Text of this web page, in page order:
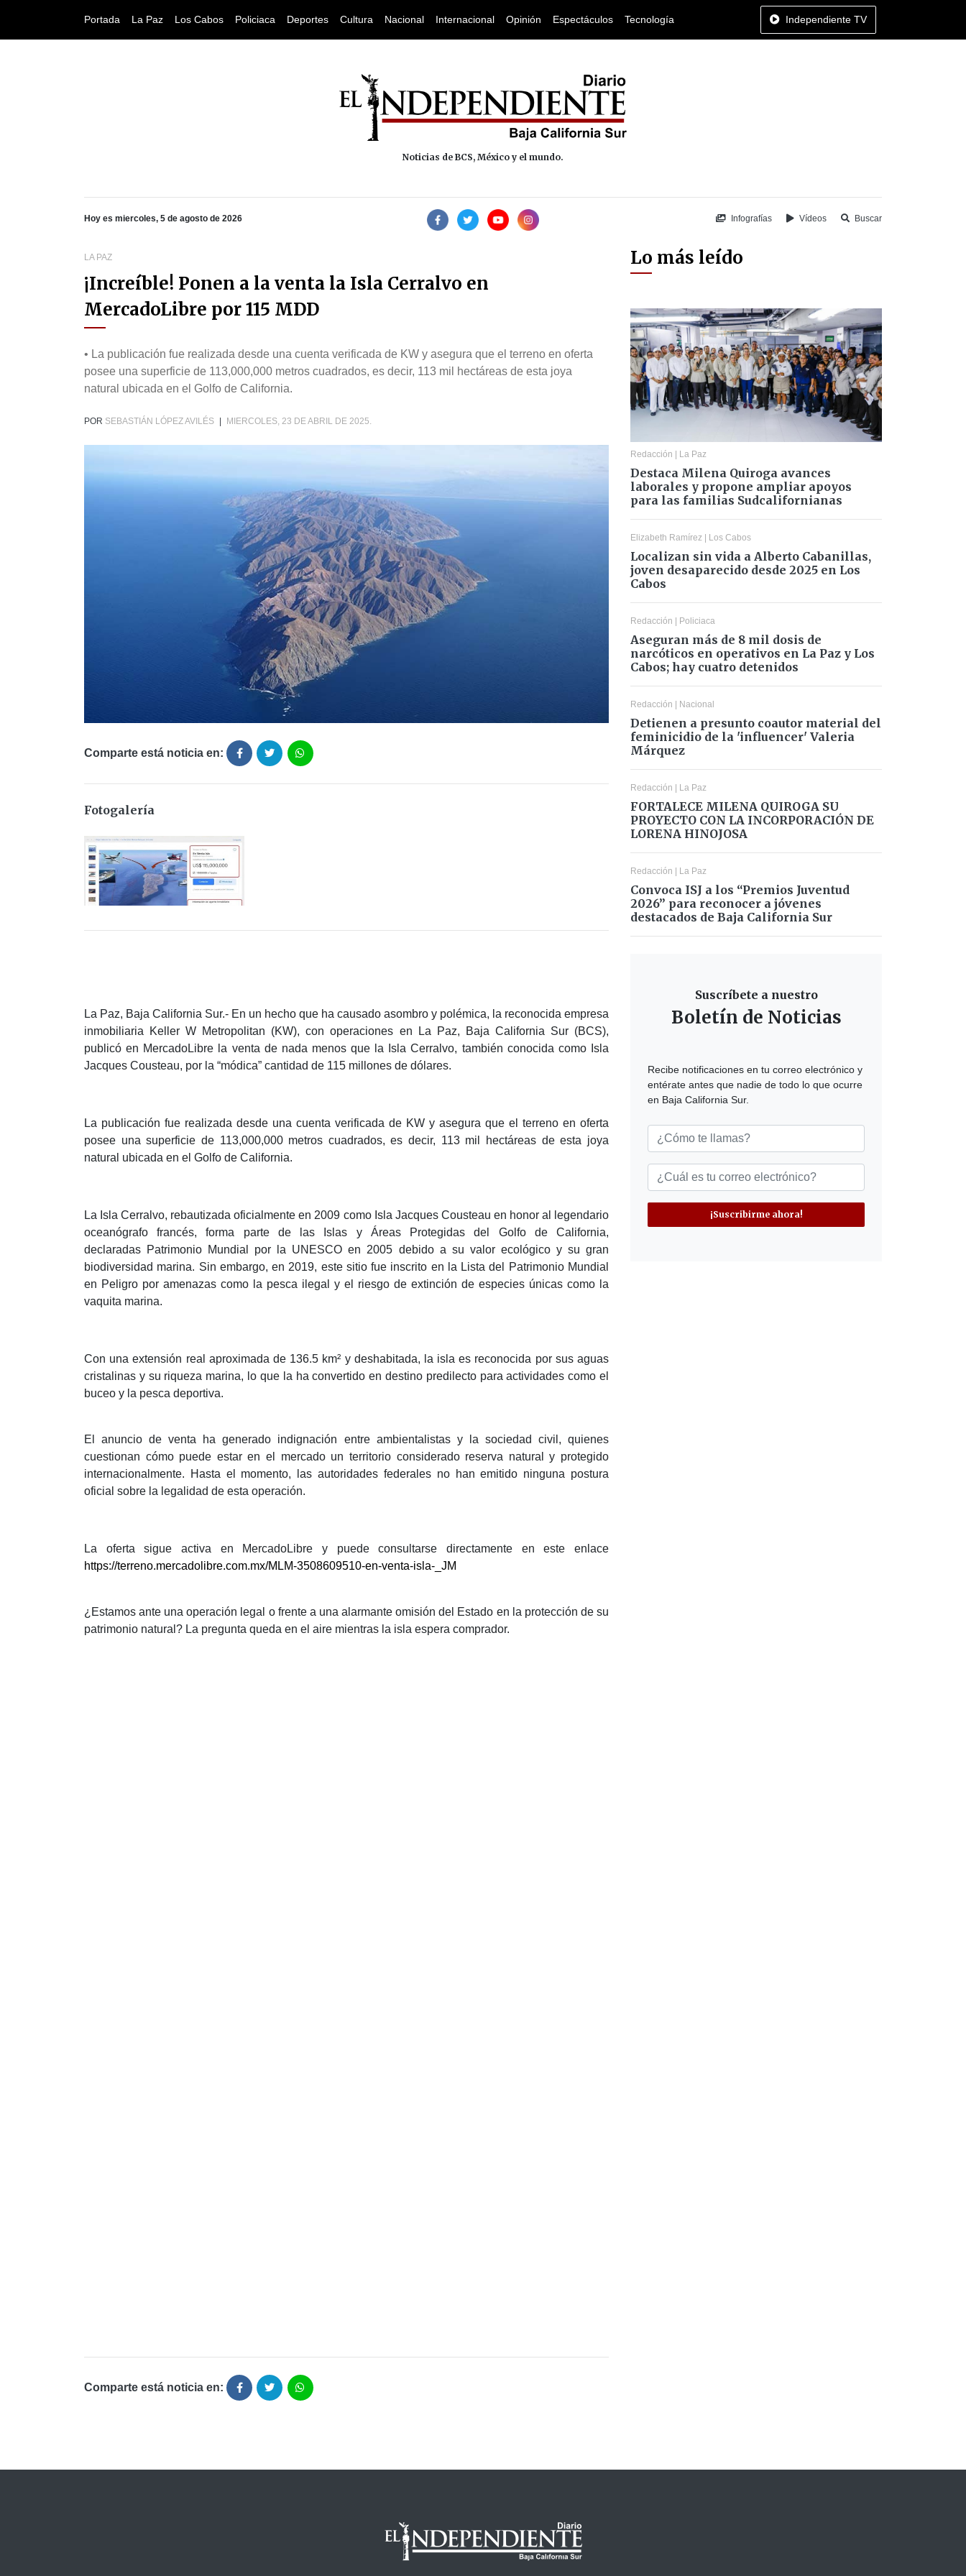
Portada La Paz Los Cabos Policiaca Deportes Cultura Nacional Internacional Opinión Espectáculos Tecnología Independiente TV
Noticias de BCS, México y el mundo.
Hoy es miercoles, 5 de agosto de 2026 Infografías Vídeos Buscar
LA PAZ
¡Increíble! Ponen a la venta la Isla Cerralvo en
MercadoLibre por 115 MDD
• La publicación fue realizada desde una cuenta verificada de KW y asegura que el terreno en oferta
posee una superficie de 113,000,000 metros cuadrados, es decir, 113 mil hectáreas de esta joya
natural ubicada en el Golfo de California.
POR SEBASTIÁN LÓPEZ AVILÉS MIERCOLES, 23 DE ABRIL DE 2025.
Comparte está noticia en:
Fotogalería
La Paz, Baja California Sur.- En un hecho que ha causado asombro y polémica, la reconocida empresa
inmobiliaria Keller W Metropolitan (KW), con operaciones en La Paz, Baja California Sur (BCS),
publicó en MercadoLibre la venta de nada menos que la Isla Cerralvo, también conocida como Isla
Jacques Cousteau, por la “módica” cantidad de 115 millones de dólares.
La publicación fue realizada desde una cuenta verificada de KW y asegura que el terreno en oferta
posee una superficie de 113,000,000 metros cuadrados, es decir, 113 mil hectáreas de esta joya
natural ubicada en el Golfo de California.
La Isla Cerralvo, rebautizada oficialmente en 2009 como Isla Jacques Cousteau en honor al legendario
oceanógrafo francés, forma parte de las Islas y Áreas Protegidas del Golfo de California,
declaradas Patrimonio Mundial por la UNESCO en 2005 debido a su valor ecológico y su gran
biodiversidad marina. Sin embargo, en 2019, este sitio fue inscrito en la Lista del Patrimonio Mundial
en Peligro por amenazas como la pesca ilegal y el riesgo de extinción de especies únicas como la
vaquita marina.
Con una extensión real aproximada de 136.5 km² y deshabitada, la isla es reconocida por sus aguas
cristalinas y su riqueza marina, lo que la ha convertido en destino predilecto para actividades como el
buceo y la pesca deportiva.
El anuncio de venta ha generado indignación entre ambientalistas y la sociedad civil, quienes
cuestionan cómo puede estar en el mercado un territorio considerado reserva natural y protegido
internacionalmente. Hasta el momento, las autoridades federales no han emitido ninguna postura
oficial sobre la legalidad de esta operación.
La oferta sigue activa en MercadoLibre y puede consultarse directamente en este enlace
https://terreno.mercadolibre.com.mx/MLM-3508609510-en-venta-isla-_JM
¿Estamos ante una operación legal o frente a una alarmante omisión del Estado en la protección de su
patrimonio natural? La pregunta queda en el aire mientras la isla espera comprador.
Comparte está noticia en:
Lo más leído
Redacción | La Paz
Destaca Milena Quiroga avances
laborales y propone ampliar apoyos
para las familias Sudcalifornianas
Elizabeth Ramírez | Los Cabos
Localizan sin vida a Alberto Cabanillas,
joven desaparecido desde 2025 en Los
Cabos
Redacción | Policiaca
Aseguran más de 8 mil dosis de
narcóticos en operativos en La Paz y Los
Cabos; hay cuatro detenidos
Redacción | Nacional
Detienen a presunto coautor material del
feminicidio de la 'influencer' Valeria
Márquez
Redacción | La Paz
FORTALECE MILENA QUIROGA SU
PROYECTO CON LA INCORPORACIÓN DE
LORENA HINOJOSA
Redacción | La Paz
Convoca ISJ a los “Premios Juventud
2026” para reconocer a jóvenes
destacados de Baja California Sur
Suscríbete a nuestro
Boletín de Noticias
Recibe notificaciones en tu correo electrónico y
entérate antes que nadie de todo lo que ocurre
en Baja California Sur.
¡Suscribirme ahora!